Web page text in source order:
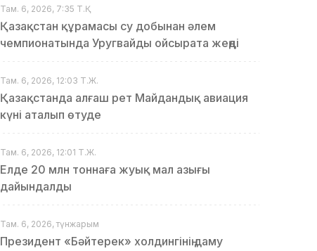
Там. 6, 2026, 7:35 Т.Қ.
Қазақстан құрамасы су добынан әлем
чемпионатында Уругвайды ойсырата жеңді
Там. 6, 2026, 12:03 Т.Ж.
Қазақстанда алғаш рет Майдандық авиация
күні аталып өтуде
Там. 6, 2026, 12:01 Т.Ж.
Елде 20 млн тоннаға жуық мал азығы
дайындалды
Там. 6, 2026, түнжарым
Президент «Бәйтерек» холдингінің даму